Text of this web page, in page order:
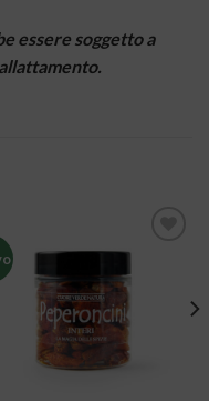
essere soggetto a